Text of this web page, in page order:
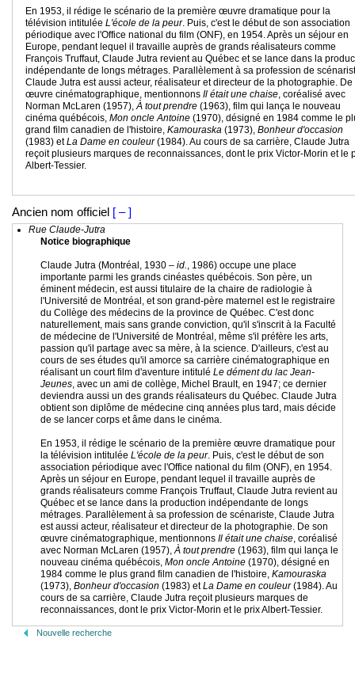
En 1953, il rédige le scénario de la première œuvre dramatique pour la
télévision intitulée L'école de la peur. Puis, c'est le début de son association
périodique avec l'Office national du film (ONF), en 1954. Après un séjour en
Europe, pendant lequel il travaille auprès de grands réalisateurs comme
François Truffaut, Claude Jutra revient au Québec et se lance dans la
indépendante de longs métrages. Parallèlement à sa profession de
Claude Jutra est aussi acteur, réalisateur et directeur de la photographie. De
œuvre cinématographique, mentionnons Il était une chaise, coréalisé avec
Norman McLaren (1957),À tout prendre (1963), film qui lança le nouveau
cinéma québécois, Mon oncle Antoine (1970), désigné en 1984 comme le
grand film canadien de l'histoire, Kamouraska (1973), Bonheur d'occasion
(1983) etLa Dame en couleur(1984). Au cours de sa carrière, Claude Jutra
reçoit plusieurs marques de reconnaissances, dont le prix Victor-Morin et le
Albert-Tessier.
Ancien nom officiel [ – ]
Rue Claude-Jutra
Notice biographique
Claude Jutra (Montréal, 1930 – id., 1986) occupe une place
importante parmi les grands cinéastes québécois. Son père, un
éminent médecin, est aussi titulaire de la chaire de radiologie à
l'Université de Montréal, et son grand-père maternel est le registraire
du Collège des médecins de la province de Québec. C'est donc
naturellement, mais sans grande conviction, qu'il s'inscrit à la Faculté
de médecine de l'Université de Montréal, même s'il préfère les arts,
passion qu'il partage avec sa mère, à la science. D'ailleurs, c'est au
cours de ses études qu'il amorce sa carrière cinématographique en
réalisant un court film d'aventure intitulé Le dément du lac Jean-
Jeunes, avec un ami de collège, Michel Brault, en 1947; ce dernier
deviendra aussi un des grands réalisateurs du Québec. Claude Jutra
obtient son diplôme de médecine cinq années plus tard, mais décide
de se lancer corps et âme dans le cinéma.
En 1953, il rédige le scénario de la première œuvre dramatique pour
la télévision intitulée L'école de la peur. Puis, c'est le début de son
association périodique avec l'Office national du film (ONF), en 1954.
Après un séjour en Europe, pendant lequel il travaille auprès de
grands réalisateurs comme François Truffaut, Claude Jutra revient au
Québec et se lance dans la production indépendante de longs
métrages. Parallèlement à sa profession de scénariste, Claude Jutra
est aussi acteur, réalisateur et directeur de la photographie. De son
œuvre cinématographique, mentionnons Il était une chaise, coréalisé
avec Norman McLaren (1957),À tout prendre (1963), film qui lança le
nouveau cinéma québécois, Mon oncle Antoine (1970), désigné en
1984 comme le plus grand film canadien de l'histoire, Kamouraska
(1973), Bonheur d'occasion (1983) etLa Dame en couleur(1984). Au
cours de sa carrière, Claude Jutra reçoit plusieurs marques de
reconnaissances, dont le prix Victor-Morin et le prix Albert-Tessier.
Nouvelle recherche